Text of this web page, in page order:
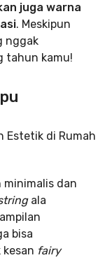
juga warna
. Meskipun
nggak
tahun kamu!
dan
ala
bisa
fairy